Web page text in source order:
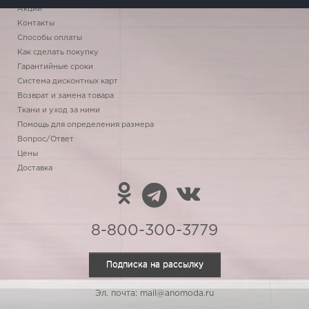
Акции
Контакты
Способы оплаты
Как сделать покупку
Гарантийные сроки
Система дисконтных карт
Возврат и замена товара
Ткани и уход за ними
Помощь для определения размера
Вопрос/Ответ
Цены
Доставка
8-800-300-3779
Подписка на рассылку
Эл. почта: mail@anomoda.ru